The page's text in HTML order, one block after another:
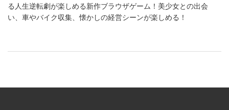
る人生逆転劇が楽しめる新作ブラウザゲーム！美少女との出会
い、車やバイク収集、懐かしの経営シーンが楽しめる！